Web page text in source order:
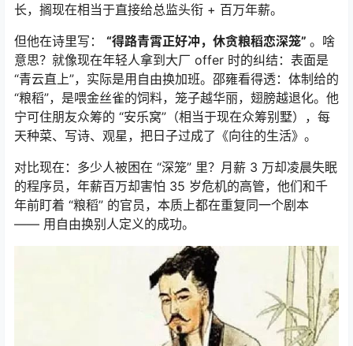
长，搁现在相当于直接给总监头衔 + 百万年薪。
但他在诗里写： “得路青霄正好冲，休贪粮稻恋深笼” 。啥
意思？就像现在年轻人拿到大厂 offer 时的纠结：表面是
“青云直上”，实际是用自由换加班。邵雍看得透：体制给的
“粮稻”，是喂金丝雀的饲料，笼子越华丽，翅膀越退化。他
宁可住朋友众筹的 “安乐窝”（相当于现在众筹别墅），每
天种菜、写诗、观星，把日子过成了《向往的生活》。
对比现在：多少人被困在 “深笼” 里？月薪 3 万却凌晨失眠
的程序员，年薪百万却害怕 35 岁危机的高管，他们和千
年前盯着 “粮稻” 的官员，本质上都在重复同一个剧本
—— 用自由换别人定义的成功。